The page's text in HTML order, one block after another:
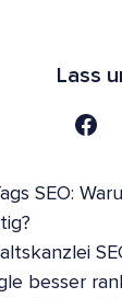
Lass
SEO:
besser